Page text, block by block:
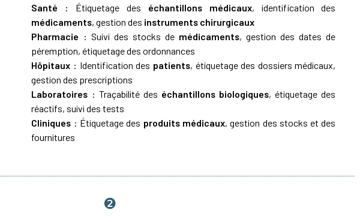
Santé : Étiquetage des échantillons médicaux, identification des
médicaments, gestion des instruments chirurgicaux
Pharmacie : Suivi des stocks de médicaments, gestion des dates de
péremption, étiquetage des ordonnances
Hôpitaux : Identification des patients, étiquetage des dossiers médicaux,
gestion des prescriptions
Laboratoires : Traçabilité des échantillons biologiques, étiquetage des
réactifs, suivi des tests
Cliniques : Étiquetage des produits médicaux, gestion des stocks et des
fournitures
❷